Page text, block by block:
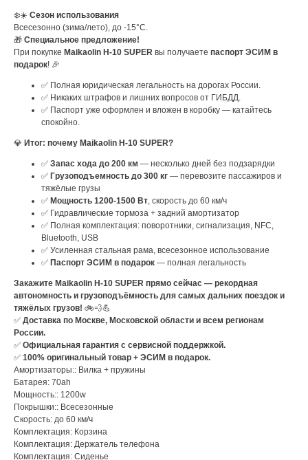
❄️☀️ Сезон использования
Всесезонно (зима/лето), до -15°C.
🎁 Специальное предложение!
При покупке Maikaolin H-10 SUPER вы получаете паспорт ЭСИМ в
подарок! 🎉
✅ Полная юридическая легальность на дорогах России.
✅ Никаких штрафов и лишних вопросов от ГИБДД.
✅ Паспорт уже оформлен и вложен в коробку — катайтесь
спокойно.
💎 Итог: почему Maikaolin H-10 SUPER?
✅ Запас хода до 200 км — несколько дней без подзарядки
✅ Грузоподъемность до 300 кг — перевозите пассажиров и
тяжёлые грузы
✅ Мощность 1200-1500 Вт , скорость до 60 км/ч
✅ Гидравлические тормоза + задний амортизатор
✅ Полная комплектация: поворотники, сигнализация, NFC,
Bluetooth, USB
✅ Усиленная стальная рама, всесезонное использование
✅ Паспорт ЭСИМ в подарок — полная легальность
Закажите Maikaolin H-10 SUPER прямо сейчас — рекордная
автономность и грузоподъёмность для самых дальних поездок и
тяжёлых грузов! 🚲💨💪
✅ Доставка по Москве, Московской области и всем регионам
России.
✅ Официальная гарантия с сервисной поддержкой.
✅ 100% оригинальный товар + ЭСИМ в подарок.
Амортизаторы:: Вилка + пружины
Батарея: 70ah
Мощность:: 1200w
Покрышки:: Всесезонные
Скорость: до 60 км/ч
Комплектация: Корзина
Комплектация: Держатель телефона
Комплектация: Сиденье